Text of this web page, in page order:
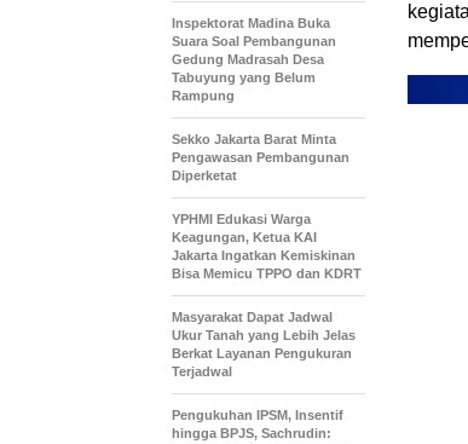
Inspektorat Madina Buka
Suara Soal Pembangunan
Gedung Madrasah Desa
Tabuyung yang Belum
Rampung
Sekko Jakarta Barat Minta
Pengawasan Pembangunan
Diperketat
YPHMI Edukasi Warga
Keagungan, Ketua KAI
Jakarta Ingatkan Kemiskinan
Bisa Memicu TPPO dan KDRT
Masyarakat Dapat Jadwal
Ukur Tanah yang Lebih Jelas
Berkat Layanan Pengukuran
Terjadwal
Pengukuhan IPSM, Insentif
hingga BPJS, Sachrudin: